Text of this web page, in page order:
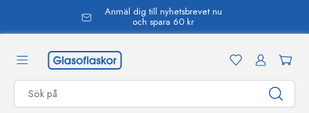
Anmäl dig till nyhetsbrevet nu
och spara 60 kr